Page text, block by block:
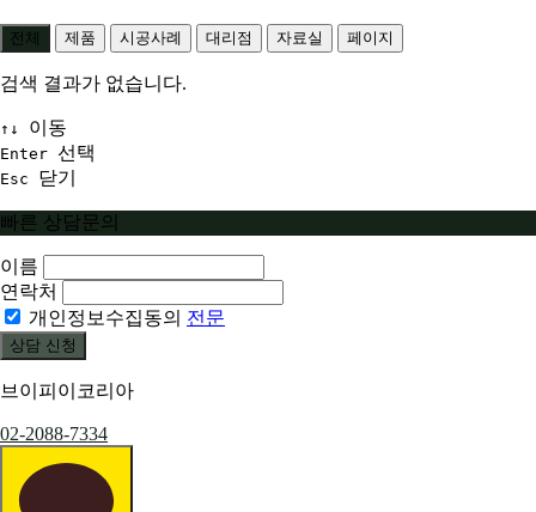
전체 제품 시공사례 대리점 자료실 페이지
검색 결과가 없습니다.
↑↓ 이동
Enter 선택
Esc 닫기
빠른 상담문의
이름
연락처
개인정보수집동의 전문
상담 신청
브이피이코리아
02-2088-7334